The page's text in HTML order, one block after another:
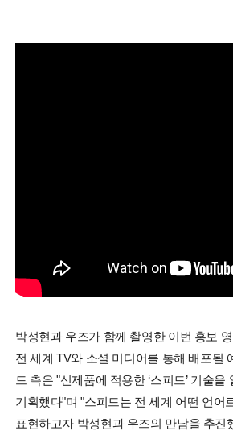
박성현과 우즈가 함께 촬영한 이번 홍보
전 세계 TV와 소셜 미디어를 통해 배포될
드 측은 "신제품에 적용한 ‘스피드’ 기술
기획했다"며 "스피드는 전 세계 어떤 언어
표현하고자 박성현과 우즈의 만남을 추진